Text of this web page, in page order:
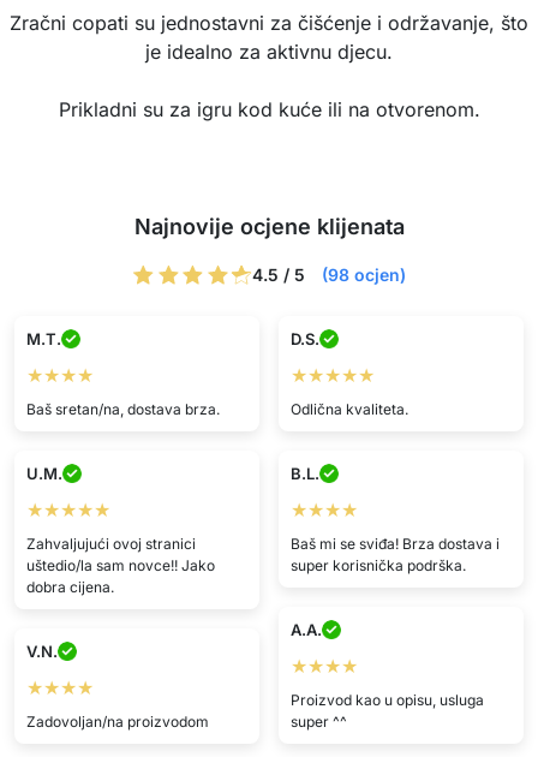
Zračni copati su jednostavni za čišćenje i održavanje, što
je idealno za aktivnu djecu.
Prikladni su za igru kod kuće ili na otvorenom.
Najnovije ocjene klijenata
4.5 / 5 (98 ocjen)
M.T.
★★★★
Baš sretan/na, dostava brza.
D.S.
★★★★★
Odlična kvaliteta.
U.M.
★★★★★
Zahvaljujući ovoj stranici
uštedio/la sam novce!! Jako
dobra cijena.
B.L.
★★★★
Baš mi se sviđa! Brza dostava i
super korisnička podrška.
A.A.
★★★★
Proizvod kao u opisu, usluga
super ^^
V.N.
★★★★
Zadovoljan/na proizvodom